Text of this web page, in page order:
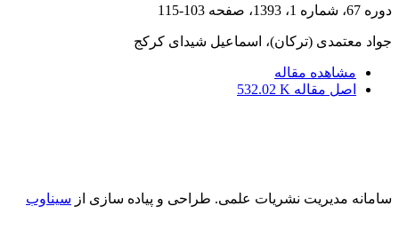
دوره 67، شماره 1، 1393، صفحه 103-115
جواد معتمدی (ترکان)، اسماعیل شیدای کرکج
مشاهده مقاله
اصل مقاله 532.02 K
سامانه مدیریت نشریات علمی. طراحی و پیاده سازی از سیناوب